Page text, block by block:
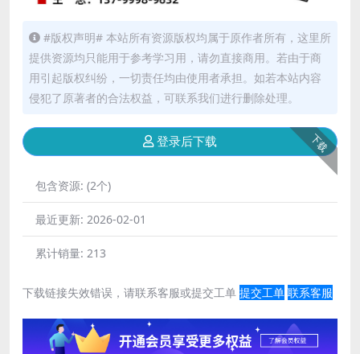
#版权声明# 本站所有资源版权均属于原作者所有，这里所
提供资源均只能用于参考学习用，请勿直接商用。若由于商
用引起版权纠纷，一切责任均由使用者承担。如若本站内容
侵犯了原著者的合法权益，可联系我们进行删除处理。
下载
登录后下载
包含资源: (2个)
最近更新: 2026-02-01
累计销量: 213
下载链接失效错误，请联系客服或提交工单 提交工单 联系客服